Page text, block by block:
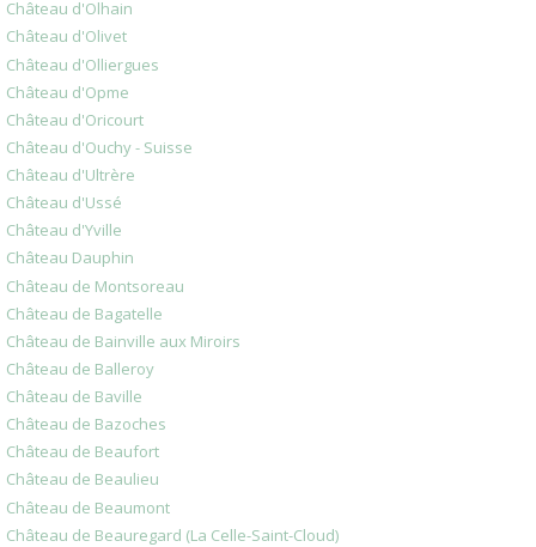
Château d'Olhain
Château d'Olivet
Château d'Olliergues
Château d'Opme
Château d'Oricourt
Château d'Ouchy - Suisse
Château d'Ultrère
Château d'Ussé
Château d'Yville
Château Dauphin
Château de Montsoreau
Château de Bagatelle
Château de Bainville aux Miroirs
Château de Balleroy
Château de Baville
Château de Bazoches
Château de Beaufort
Château de Beaulieu
Château de Beaumont
Château de Beauregard (La Celle-Saint-Cloud)